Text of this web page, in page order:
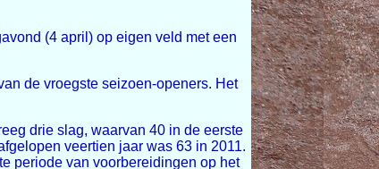
(4 april) op eigen veld met een
de vroegste seizoen-openers. Het
drie slag, waarvan 40 in de eerste
veertien jaar was 63 in 2011.
periode van voorbereidingen op het